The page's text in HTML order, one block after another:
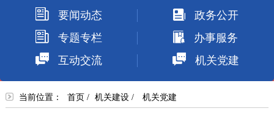
索
要闻动态
政务公开
专题专栏
办事服务
互动交流
机关党建
当前位置： 首页 / 机关建设/ 机关党建